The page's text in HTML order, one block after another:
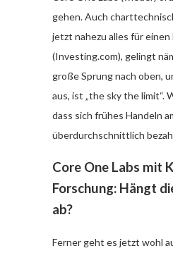
gehen. Auch
jetzt nahezu alles für einen
(Investing.com), gelingt
große Sprung nach oben,
aus, ist „the sky the limit“.
dass sich frühes Handeln
überdurchschnittlich
Core One Labs mit
Forschung: Hängt
ab?
Ferner geht es jetzt wohl